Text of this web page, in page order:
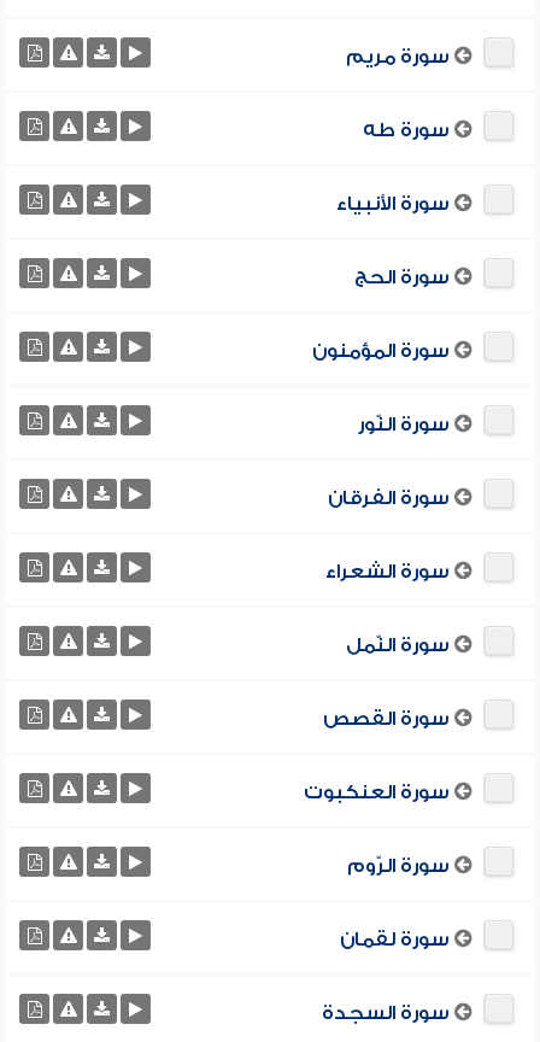
سورة مريم
سورة طه
سورة الأنبياء
سورة الحج
سورة المؤمنون
سورة النّور
سورة الفرقان
سورة الشعراء
سورة النّمل
سورة القصص
سورة العنكبوت
سورة الرّوم
سورة لقمان
سورة السجدة